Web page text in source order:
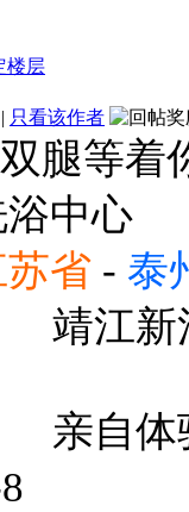
| 只看该作者
腿等着
中心
省 - 泰
靖江新
亲自体